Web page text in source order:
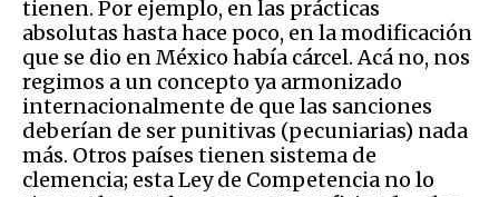
tienen. Por ejemplo, en las prácticas
absolutas hasta hace poco, en la modificación
que se dio en México había cárcel. Acá no, nos
regimos a un concepto ya armonizado
internacionalmente de que las sanciones
deberían de ser punitivas (pecuniarias) nada
más. Otros países tienen sistema de
clemencia; esta Ley de Competencia no lo